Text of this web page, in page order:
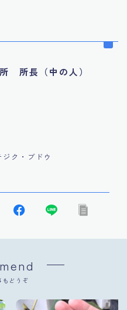
所長（中の人）
ク・ブドウ
もどうぞ